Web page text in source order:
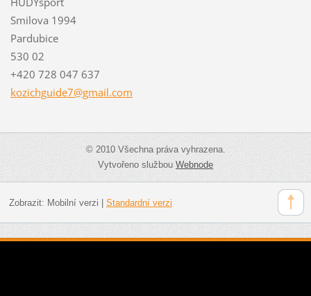
Smilova 1994
Pardubice
530 02
+420 728 047 637
kozichguide7@gmail.com
© 2010 Všechna práva vyhrazena.
Vytvořeno službouWebnode
Zobrazit: Mobilní verzi Standardní verzi